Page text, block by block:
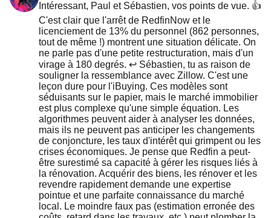
Intéressant, Paul et Sébastien, vos points de vue. 👍
C'est clair que l'arrêt de RedfinNow et le
licenciement de 13% du personnel (862 personnes,
tout de même !) montrent une situation délicate. On
ne parle pas d'une petite restructuration, mais d'un
virage à 180 degrés. ↩️ Sébastien, tu as raison de
souligner la ressemblance avec Zillow. C'est une
leçon dure pour l'iBuying. Ces modèles sont
séduisants sur le papier, mais le marché immobilier
est plus complexe qu'une simple équation. Les
algorithmes peuvent aider à analyser les données,
mais ils ne peuvent pas anticiper les changements
de conjoncture, les taux d'intérêt qui grimpent ou les
crises économiques. Je pense que Redfin a peut-
être surestimé sa capacité à gérer les risques liés à
la rénovation. Acquérir des biens, les rénover et les
revendre rapidement demande une expertise
pointue et une parfaite connaissance du marché
local. Le moindre faux pas (estimation erronée des